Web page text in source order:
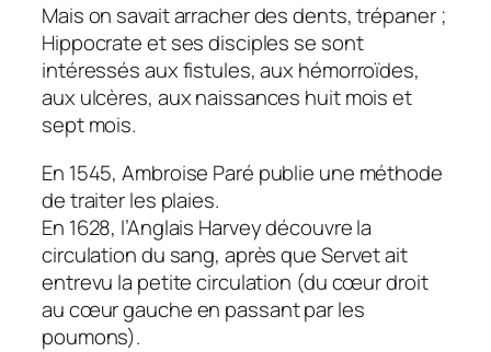
Mais on savait arracher des dents, trépaner ;
Hippocrate et ses disciples se sont
intéressés aux fistules, aux hémorroïdes,
aux ulcères, aux naissances huit mois et
sept mois.
En 1545, Ambroise Paré publie une méthode
de traiter les plaies.
En 1628, l’Anglais Harvey découvre la
circulation du sang, après que Servet ait
entrevu la petite circulation (du cœur droit
au cœur gauche en passant par les
poumons).